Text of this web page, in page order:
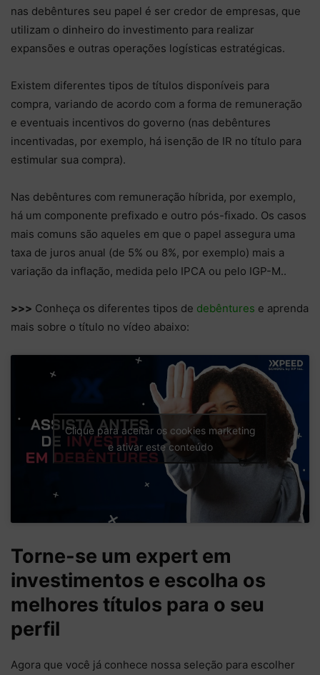
nas debêntures seu papel é ser credor de empresas, que
utilizam o dinheiro do investimento para realizar
expansões e outras operações logísticas estratégicas.
Existem diferentes tipos de títulos disponíveis para
compra, variando de acordo com a forma de remuneração
e eventuais incentivos do governo (nas debêntures
incentivadas, por exemplo, há isenção de IR no título para
estimular sua compra).
Nas debêntures com remuneração híbrida, por exemplo,
há um componente prefixado e outro pós-fixado. Os casos
mais comuns são aqueles em que o papel assegura uma
taxa de juros anual (de 5% ou 8%, por exemplo) mais a
variação da inflação, medida pelo IPCA ou pelo IGP-M..
>>> Conheça os diferentes tipos de debêntures e aprenda
mais sobre o título no vídeo abaixo:
Clique para aceitar os cookies marketing
e ativar este conteúdo
Torne-se um expert em
investimentos e escolha os
melhores títulos para o seu
perfil
Agora que você já conhece nossa seleção para escolher